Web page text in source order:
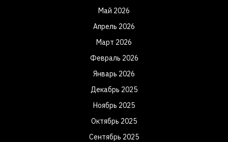
Май 2026
Апрель 2026
Март 2026
Февраль 2026
Январь 2026
Декабрь 2025
Ноябрь 2025
Октябрь 2025
Сентябрь 2025